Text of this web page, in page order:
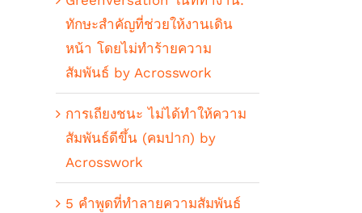
ทักษะสำคัญที่ช่วยให้งานเดิน
หน้า โดยไม่ทำร้ายความ
สัมพันธ์ by Acrosswork
การเถียงชนะ ไม่ได้ทำให้ความ
สัมพันธ์ดีขึ้น (คมปาก) by
Acrosswork
5 คำพูดที่ทำลายความสัมพันธ์